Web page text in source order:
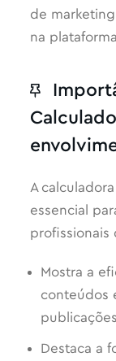
de
na
A
essencial
profissionais
Mostra a
conteúdos
Destaca a